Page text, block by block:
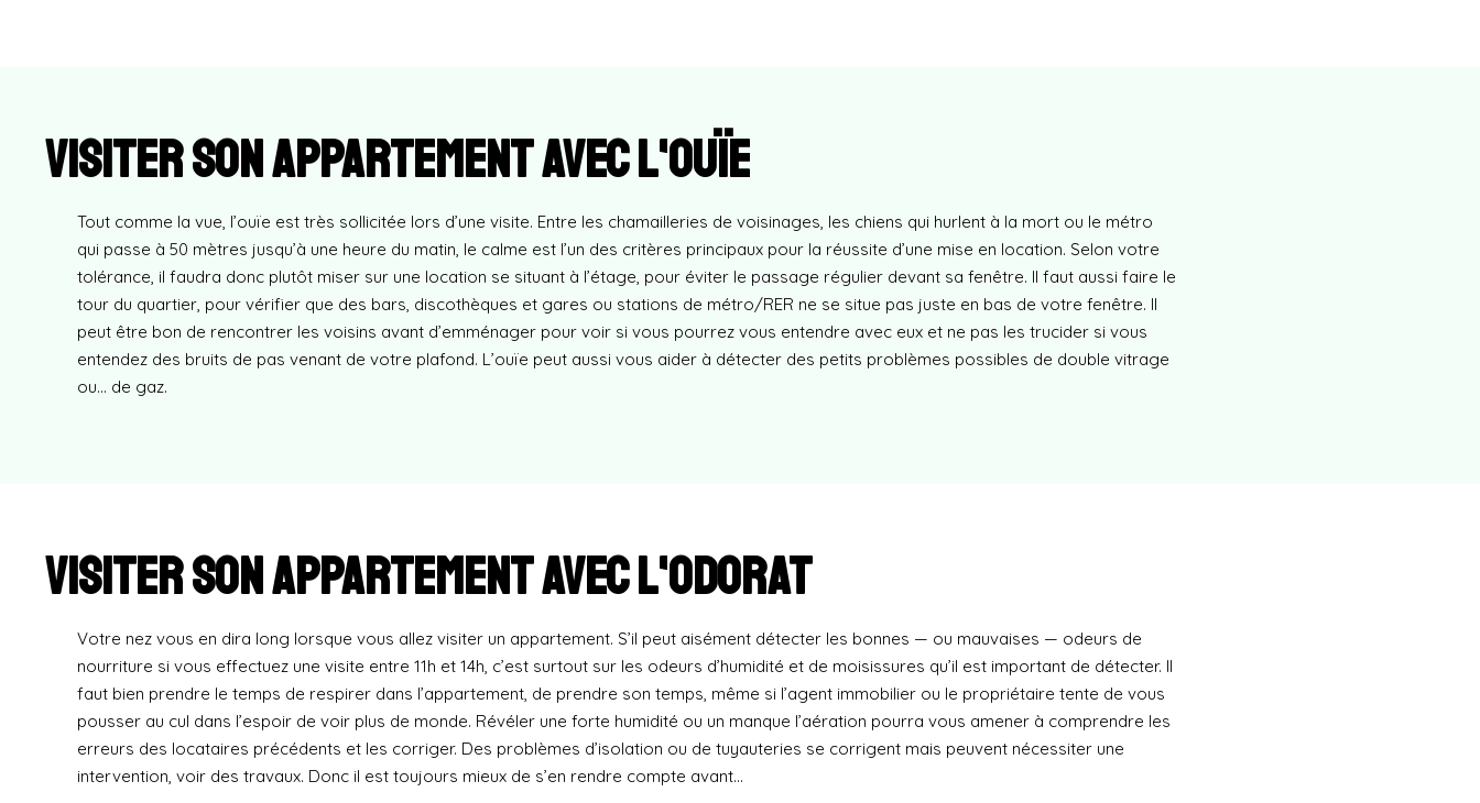
Visiter son appartement avec l'ouïe
Tout comme la vue, l’ouïe est très sollicitée lors d’une visite. Entre les chamailleries de voisinages, les chiens qui hurlent à la mort ou le métro
qui passe à 50 mètres jusqu’à une heure du matin, le calme est l’un des critères principaux pour la réussite d’une mise en location. Selon votre
tolérance, il faudra donc plutôt miser sur une location se situant à l’étage, pour éviter le passage régulier devant sa fenêtre. Il faut aussi faire le
tour du quartier, pour vérifier que des bars, discothèques et gares ou stations de métro/RER ne se situe pas juste en bas de votre fenêtre. Il
peut être bon de rencontrer les voisins avant d’emménager pour voir si vous pourrez vous entendre avec eux et ne pas les trucider si vous
entendez des bruits de pas venant de votre plafond. L’ouïe peut aussi vous aider à détecter des petits problèmes possibles de double vitrage
ou… de gaz.
Visiter son appartement avec l'odorat
Votre nez vous en dira long lorsque vous allez visiter un appartement. S’il peut aisément détecter les bonnes — ou mauvaises — odeurs de
nourriture si vous effectuez une visite entre 11h et 14h, c’est surtout sur les odeurs d’humidité et de moisissures qu’il est important de détecter. Il
faut bien prendre le temps de respirer dans l’appartement, de prendre son temps, même si l’agent immobilier ou le propriétaire tente de vous
pousser au cul dans l’espoir de voir plus de monde. Révéler une forte humidité ou un manque l’aération pourra vous amener à comprendre les
erreurs des locataires précédents et les corriger. Des problèmes d’isolation ou de tuyauteries se corrigent mais peuvent nécessiter une
intervention, voir des travaux. Donc il est toujours mieux de s’en rendre compte avant…